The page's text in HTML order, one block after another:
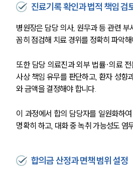
진료기록 확인과 법적 책임 검
병원장은 담당 의사, 원무과 등 관련 부
꼼히 점검해 치료 경위를 정확히 파악해
또한 담당 의료진과 외부 법률·의료
사상 책임 유무를 판단하고, 환자 성향
와 금액을 결정해야 합니다.
이 과정에서 합의 담당자를 일원화하
명확히 하고, 대화 중 녹취 가능성도 염
합의금 산정과 면책 범위 설정